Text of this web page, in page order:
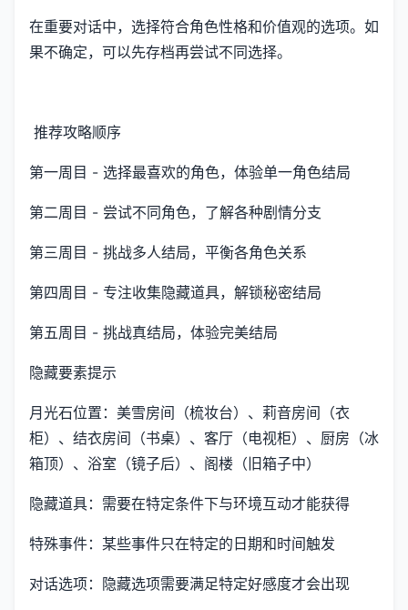
在重要对话中，选择符合角色性格和价值观的选项。如
果不确定，可以先存档再尝试不同选择。
推荐攻略顺序
第一周目 - 选择最喜欢的角色，体验单一角色结局
第二周目 - 尝试不同角色，了解各种剧情分支
第三周目 - 挑战多人结局，平衡各角色关系
第四周目 - 专注收集隐藏道具，解锁秘密结局
第五周目 - 挑战真结局，体验完美结局
隐藏要素提示
月光石位置：美雪房间（梳妆台）、莉音房间（衣
柜）、结衣房间（书桌）、客厅（电视柜）、厨房（冰
箱顶）、浴室（镜子后）、阁楼（旧箱子中）
隐藏道具：需要在特定条件下与环境互动才能获得
特殊事件：某些事件只在特定的日期和时间触发
对话选项：隐藏选项需要满足特定好感度才会出现